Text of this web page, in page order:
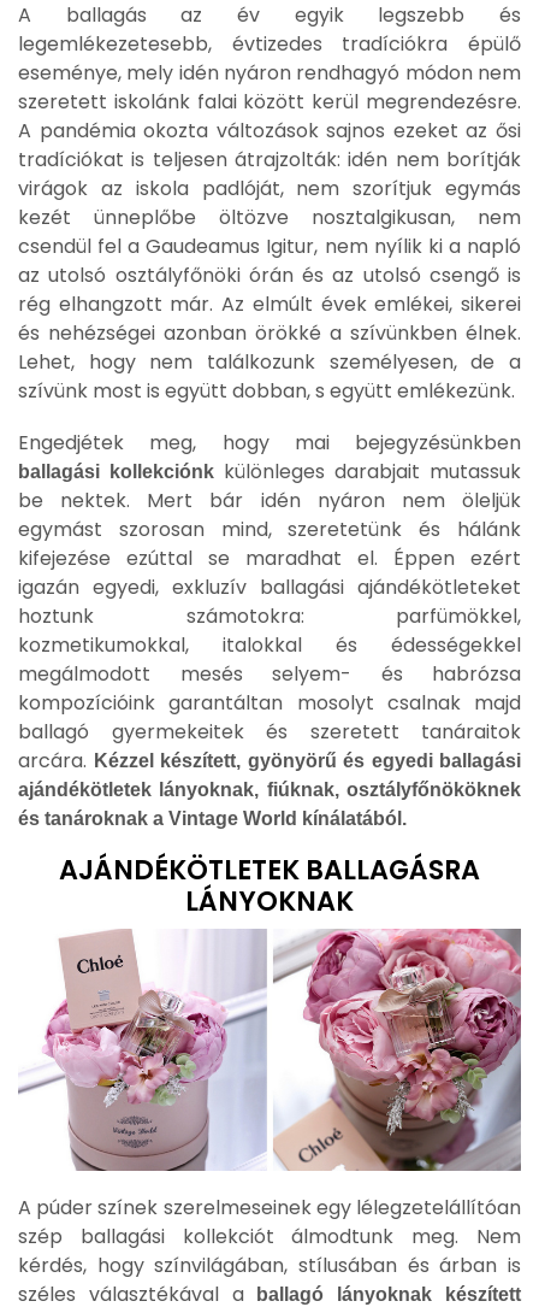
A ballagás az év egyik legszebb és
legemlékezetesebb, évtizedes tradíciókra épülő
eseménye, mely idén nyáron rendhagyó módon nem
szeretett iskolánk falai között kerül megrendezésre.
A pandémia okozta változások sajnos ezeket az ősi
tradíciókat is teljesen átrajzolták: idén nem borítják
virágok az iskola padlóját, nem szorítjuk egymás
kezét ünneplőbe öltözve nosztalgikusan, nem
csendül fel a Gaudeamus Igitur, nem nyílik ki a napló
az utolsó osztályfőnöki órán és az utolsó csengő is
rég elhangzott már. Az elmúlt évek emlékei, sikerei
és nehézségei azonban örökké a szívünkben élnek.
Lehet, hogy nem találkozunk személyesen, de a
szívünk most is együtt dobban, s együtt emlékezünk.
Engedjétek meg, hogy mai bejegyzésünkben
ballagási kollekciónk különleges darabjait mutassuk
be nektek. Mert bár idén nyáron nem öleljük
egymást szorosan mind, szeretetünk és hálánk
kifejezése ezúttal se maradhat el. Éppen ezért
igazán egyedi, exkluzív ballagási ajándékötleteket
hoztunk számotokra: parfümökkel,
kozmetikumokkal, italokkal és édességekkel
megálmodott mesés selyem- és habrózsa
kompozícióink garantáltan mosolyt csalnak majd
ballagó gyermekeitek és szeretett tanáraitok
arcára. Kézzel készített, gyönyörű és egyedi ballagási
ajándékötletek lányoknak, fiúknak, osztályfőnököknek
és tanároknak a Vintage World kínálatából.
AJÁNDÉKÖTLETEK BALLAGÁSRA
LÁNYOKNAK
A púder színek szerelmeseinek egy lélegzetelállítóan
szép ballagási kollekciót álmodtunk meg. Nem
kérdés, hogy színvilágában, stílusában és árban is
széles választékával a
ballagó lányoknak készített